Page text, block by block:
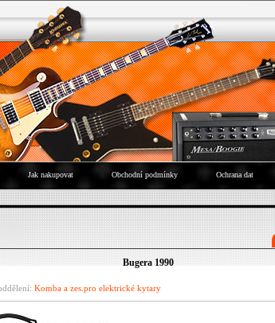
Jak nakupovat Obchodní podmínky Ochrana dat
Bugera 1990
Komba a zes.pro elektrické kytary